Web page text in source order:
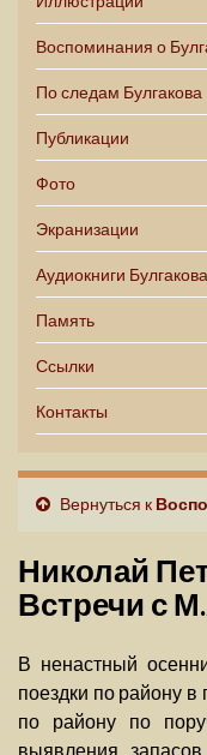
Воспоминания о
По следам Булгакова
Публикации
Фото
Экранизации
Аудиокниги Булгакова
Память
Ссылки
Контакты
Вернуться к
Николай
Встречи с
В ненастный
поездки по району в
по району по
выявления